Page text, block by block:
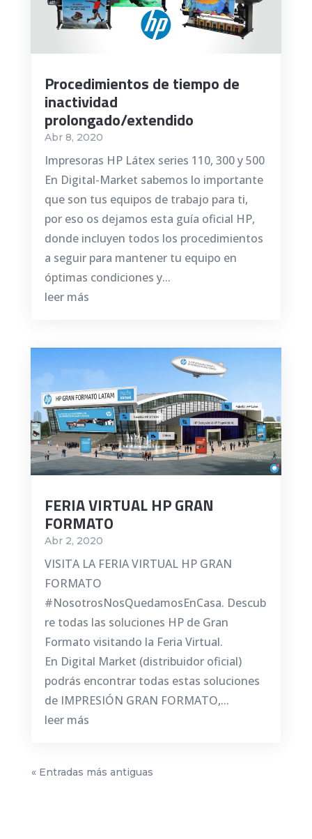
Procedimientos de tiempo de
inactividad
prolongado/extendido
Abr 8, 2020
Impresoras HP Látex series 110, 300 y 500
En Digital-Market sabemos lo importante
que son tus equipos de trabajo para ti,
por eso os dejamos esta guía oficial HP,
donde incluyen todos los procedimientos
a seguir para mantener tu equipo en
óptimas condiciones y...
leer más
FERIA VIRTUAL HP GRAN
FORMATO
Abr 2, 2020
VISITA LA FERIA VIRTUAL HP GRAN
FORMATO
#NosotrosNosQuedamosEnCasa. Descub
re todas las soluciones HP de Gran
Formato visitando la Feria Virtual.
En Digital Market (distribuidor oficial)
podrás encontrar todas estas soluciones
de IMPRESIÓN GRAN FORMATO,...
leer más
« Entradas más antiguas